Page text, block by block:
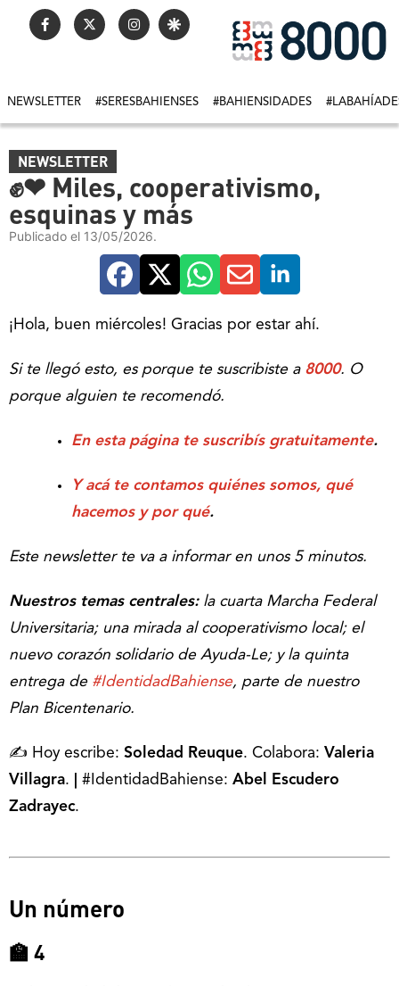
NEWSLETTER #SERESBAHIENSES #BAHIENSIDADES
NEWSLETTER
✊❤ Miles, cooperativismo,
esquinas y más
Publicado el 13/05/2026.
¡Hola, buen miércoles! Gracias por estar ahí.
Si te llegó esto, es porque te suscribiste a 8000. O
porque alguien te recomendó.
En esta página te suscribís gratuitamente.
Y acá te contamos quiénes somos, qué
hacemos y por qué.
Este newsletter te va a informar en unos 5 minutos.
Nuestros temas centrales: la cuarta Marcha Federal
Universitaria; una mirada al cooperativismo local; el
nuevo corazón solidario de Ayuda-Le; y la quinta
entrega de #IdentidadBahiense, parte de nuestro
Plan Bicentenario.
✍️ Hoy escribe: Soledad Reuque. Colabora: Valeria
Villagra. #IdentidadBahiense: Abel Escudero
Zadrayec.
Un número
🏫 4